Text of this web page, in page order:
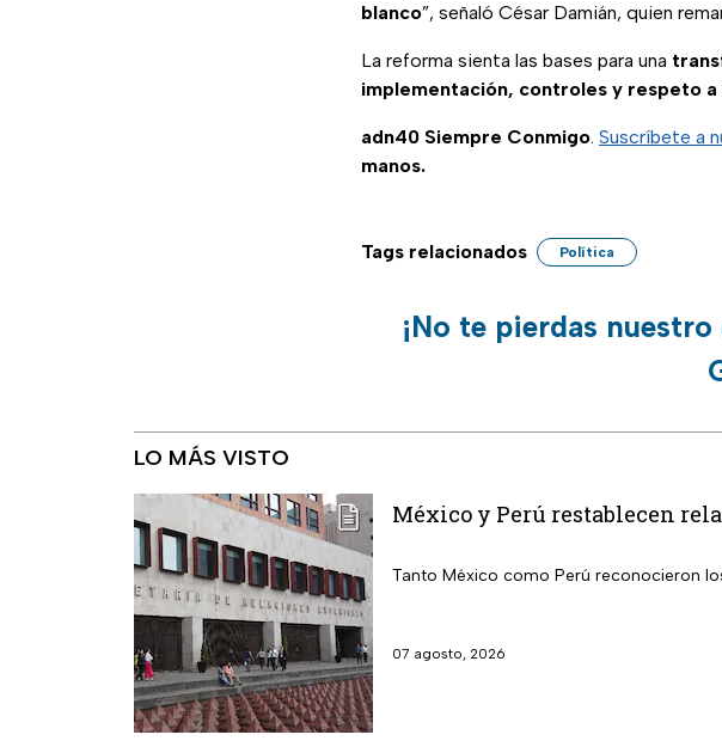
blanco”, señaló César Damián, quien
La reforma sienta las bases para una
implementación, controles y respeto a
adn40 Siempre Conmigo. Suscríbete a
manos.
Tags relacionados Política
¡No te pierdas
LO MÁS VISTO
México y Perú restablecen
Tanto México como Perú reconocieron
07 agosto, 2026